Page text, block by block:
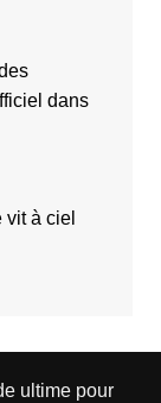
dans
vit à ciel
ultime pour